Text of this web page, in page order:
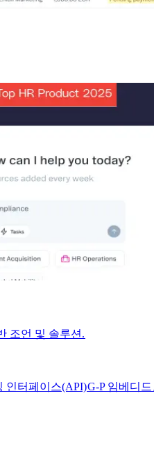
조언 및 솔루션.​​
인터페이스(API)​​G-P 임베디드​​